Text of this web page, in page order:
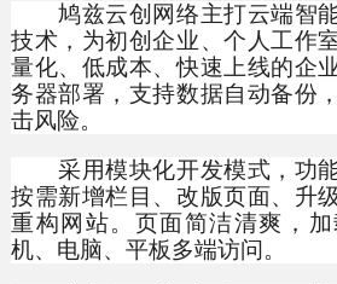
鸠兹云创网络主打云端智能
技术，为初创企业、个人工作
量化、低成本、快速上线的企
务器部署，支持数据自动备份
击风险。
采用模块化开发模式，功能
按需新增栏目、改版页面、升
重构网站。页面简洁清爽，
机、电脑、平板多端访问。